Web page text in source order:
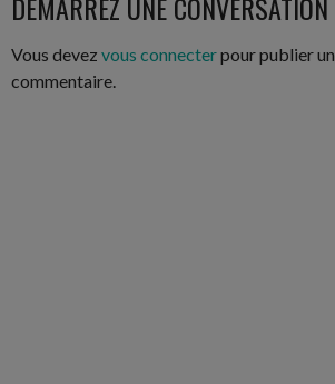
Vous devez vous connecterpour publier un
commentaire.